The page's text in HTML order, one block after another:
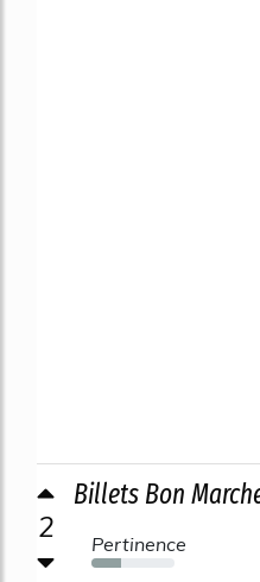
2
Billets Bon
Pertinence
36%